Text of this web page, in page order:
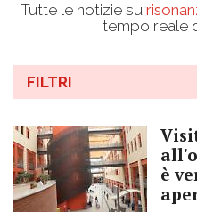
Tutte le notizie su
tempo reale
FILTRI
è